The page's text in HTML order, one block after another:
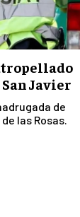
Javier
de
las Rosas.